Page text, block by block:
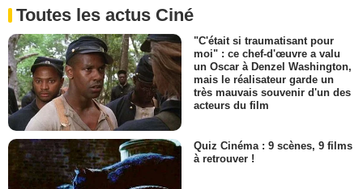
Toutes les actus Ciné
"C'était si traumatisant pour
moi" : ce chef-d'œuvre a valu
un Oscar à Denzel Washington,
mais le réalisateur garde un
très mauvais souvenir d'un des
acteurs du film
Quiz Cinéma : 9 scènes, 9 films
à retrouver !